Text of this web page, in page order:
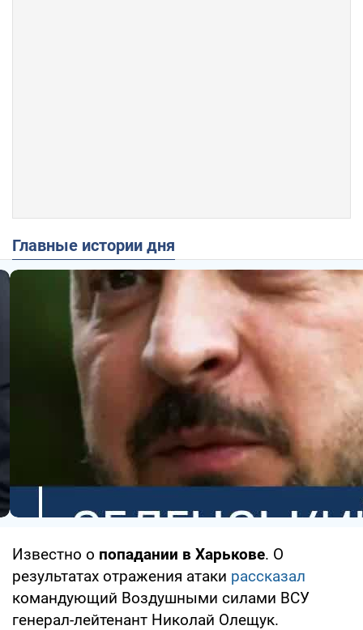
Главные истории дня
Известно о попадании в Харькове. О
результатах отражения атаки рассказал
командующий Воздушными силами ВСУ
генерал-лейтенант Николай Олещук.